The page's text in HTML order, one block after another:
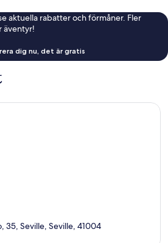
aktuella rabatter och förmåner. Fler
äventyr!
dig nu, det är gratis
35, Seville, Seville, 41004